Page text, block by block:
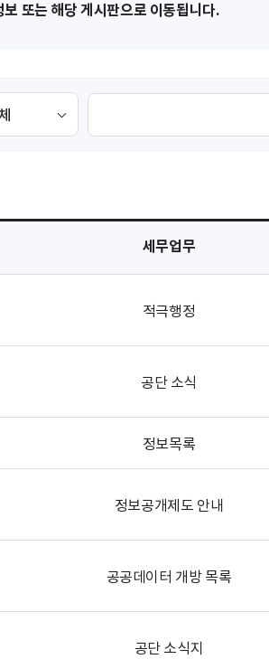
또는 해당 게시판으로 이동됩니다.
검
세무업무
적극행정
공단 소식
정보목록
정보공개제도 안내
공공데이터 개방 목록
공단 소식지